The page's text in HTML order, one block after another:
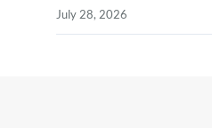
July 28, 2026